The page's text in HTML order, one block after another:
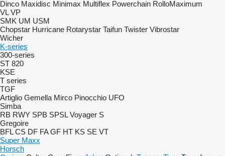
Dinco Maxidisc Minimax Multiflex Powerchain RolloMaximum
VL VP
SMK UM USM
Chopstar Hurricane Rotarystar Taifun Twister Vibrostar
Wicher
K-series
300-series
ST 820
KSE
T series
TGF
Artiglio Gemella Mirco Pinocchio UFO
Simba
RB RWY SPB SPSL Voyager S
Gregoire
BFL CS DF FA GF HT KS SE VT
Super Maxx
Horsch